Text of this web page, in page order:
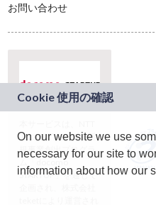
お問い合わせ
ドコモグループの新
規事業創出プログラ
ム「docomo
STARTUP」を通じて
On our website we use
necessary for our site to
information about how our